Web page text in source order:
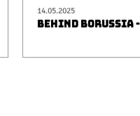
14.05.2025
BEHIND BORUSSIA